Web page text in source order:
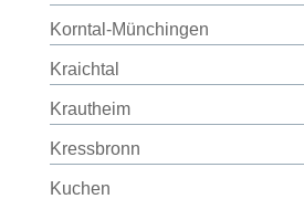
Korntal-Münchingen
Kraichtal
Krautheim
Kressbronn
Kuchen